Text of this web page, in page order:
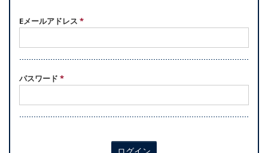
Eメールアドレス *
パスワード *